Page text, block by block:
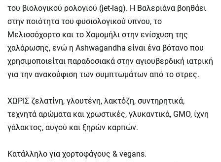
του βιολογικού ρολογιού (jet-lag). H Βαλεριάνα βοηθάει
στην ποιότητα του φυσιολογικού ύπνου, το
Μελισσόχορτο και το Χαμομήλι στην ενίσχυση της
χαλάρωσης, ενώ η Ashwagandha είναι ένα βότανο που
χρησιμοποιείται παραδοσιακά στην αγιουβερδική ιατρική
για την ανακούφιση των συμπτωμάτων από το στρες.
ΧΩΡΙΣ ζελατίνη, γλουτένη, λακτόζη, συντηρητικά,
τεχνητά αρώματα και χρωστικές, γλυκαντικά, GMO, ίχνη
γάλακτος, αυγού και ξηρών καρπών.
Κατάλληλο για χορτοφάγους & vegans.